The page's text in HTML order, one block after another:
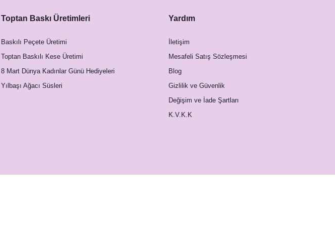
Toptan Baskı Üretimleri
Baskılı Peçete Üretimi
Toptan Baskılı Kese Üretimi
8 Mart Dünya Kadınlar Günü Hediyeleri
Yılbaşı Ağacı Süsleri
Yardım
İletişim
Mesafeli Satış Sözleşmesi
Blog
Gizlilik ve Güvenlik
Değişim ve İade Şartları
K.V.K.K